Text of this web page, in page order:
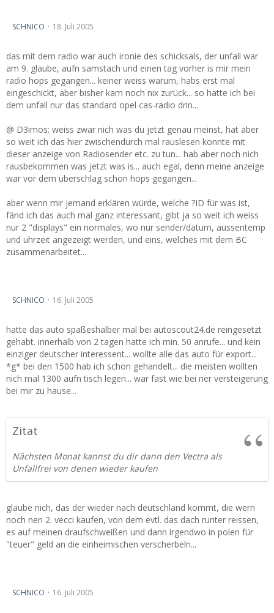
SCHNICO 18. Juli 2005
das mit dem radio war auch ironie des schicksals, der unfall war
am 9. glaube, aufn samstach und einen tag vorher is mir mein
radio hops gegangen... keiner weiss warum, habs erst mal
eingeschickt, aber bisher kam noch nix zurück... so hatte ich bei
dem unfall nur das standard opel cas-radio drin...
@ D3imos: weiss zwar nich was du jetzt genau meinst, hat aber
so weit ich das hier zwischendurch mal rauslesen konnte mit
dieser anzeige von Radiosender etc. zu tun... hab aber noch nich
rausbekommen was jetzt was is... auch egal, denn meine anzeige
war vor dem überschlag schon hops gegangen...
aber wenn mir jemand erklären würde, welche ?ID für was ist,
fänd ich das auch mal ganz interessant, gibt ja so weit ich weiss
nur 2 "displays" ein normales, wo nur sender/datum, aussentemp
und uhrzeit angezeigt werden, und eins, welches mit dem BC
zusammenarbeitet...
SCHNICO 16. Juli 2005
hatte das auto spaßeshalber mal bei autoscout24.de reingesetzt
gehabt. innerhalb von 2 tagen hatte ich min. 50 anrufe... und kein
einziger deutscher interessent... wollte alle das auto für export...
*g* bei den 1500 hab ich schon gehandelt... die meisten wollten
nich mal 1300 aufn tisch legen... war fast wie bei ner versteigerung
bei mir zu hause...
Zitat
Nächsten Monat kannst du dir dann den Vectra als
Unfallfrei von denen wieder kaufen
glaube nich, das der wieder nach deutschland kommt, die wern
noch nen 2. vecci kaufen, von dem evtl. das dach runter reissen,
es auf meinen draufschweißen und dann irgendwo in polen für
"teuer" geld an die einheimischen verscherbeln...
SCHNICO 16. Juli 2005